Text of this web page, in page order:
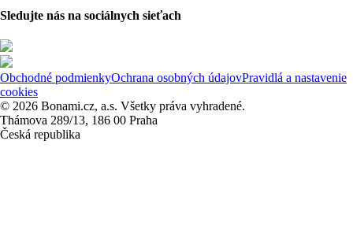
Sledujte nás na sociálnych sieťach
Obchodné podmienkyOchrana osobných údajovPravidlá a nastavenie
cookies
© 2026 Bonami.cz, a.s. Všetky práva vyhradené.
Thámova 289/13, 186 00 Praha
Česká republika